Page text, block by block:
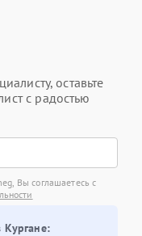
оставьте
с радостью
Вы соглашаетесь с
Кургане: